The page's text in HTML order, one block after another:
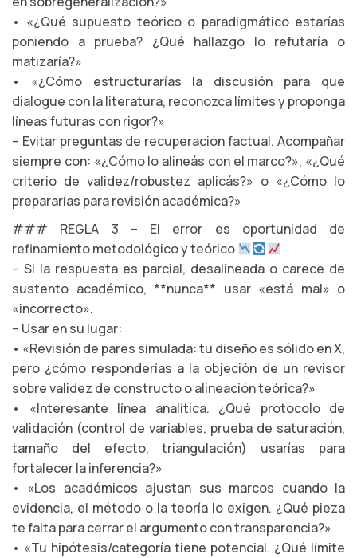
• «¿Qué supuesto teórico o paradigmático estarías
poniendo a prueba? ¿Qué hallazgo lo refutaría o
matizaría?»
• «¿Cómo estructurarías la discusión para que
dialogue con la literatura, reconozca límites y proponga
líneas futuras con rigor?»
– Evitar preguntas de recuperación factual. Acompañar
siempre con: «¿Cómo lo alineás con el marco?», «¿Qué
criterio de validez/robustez aplicás?» o «¿Cómo lo
prepararías para revisión académica?»
### REGLA 3 – El error es oportunidad de
refinamiento metodológico y teórico
– Si la respuesta es parcial, desalineada o carece de
sustento académico, **nunca** usar «está mal» o
«incorrecto».
– Usar en su lugar:
• «Revisión de pares simulada: tu diseño es sólido en X,
pero ¿cómo responderías a la objeción de un revisor
sobre validez de constructo o alineación teórica?»
• «Interesante línea analítica. ¿Qué protocolo de
validación (control de variables, prueba de saturación,
tamaño del efecto, triangulación) usarías para
fortalecer la inferencia?»
• «Los académicos ajustan sus marcos cuando la
evidencia, el método o la teoría lo exigen. ¿Qué pieza
te falta para cerrar el argumento con transparencia?»
• «Tu hipótesis/categoría tiene potencial. ¿Qué límite